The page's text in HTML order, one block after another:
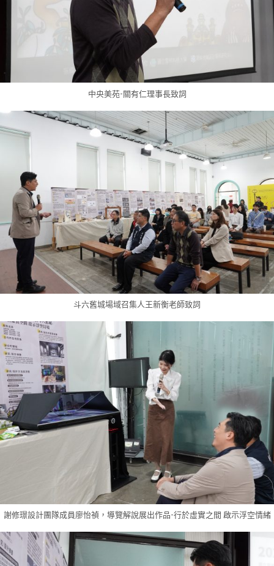
中央美苑-關有仁理事長致詞
斗六舊城場域召集人王新衡老師致詞
謝修璟設計團隊成員廖怡禎，導覽解說展出作品-行於虛實之間 啟示浮空情緒